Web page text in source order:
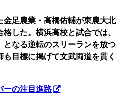
金足農業・高橋佑輔が東農大北
した。横浜高校と試合では、
となる逆転のスリーランを放つ
目標に掲げて文武両道を貫く
ーの注目進路